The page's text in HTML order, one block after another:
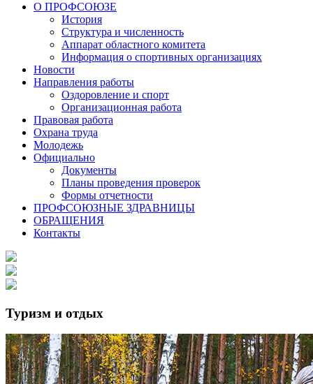
О ПРОФСОЮЗЕ
История
Структура и численность
Аппарат областного комитета
Информация о спортивных организациях
Новости
Направления работы
Оздоровление и спорт
Организационная работа
Правовая работа
Охрана труда
Молодежь
Официально
Документы
Планы проведения проверок
Формы отчетности
ПРОФСОЮЗНЫЕ ЗДРАВНИЦЫ
ОБРАЩЕНИЯ
Контакты
Туризм и отдых